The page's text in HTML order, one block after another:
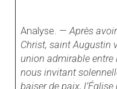
Analyse. —Après
Christ, saint Augustin
union admirable
nous invitant
baiser de paix,